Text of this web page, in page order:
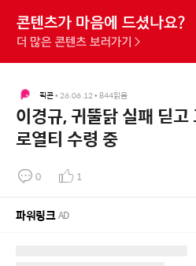
픽콘• 26.06.12 • 844읽음
이경규, 귀뚤닭 실패 딛고
로열티 수령 중
0 1
파워링크AD